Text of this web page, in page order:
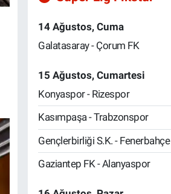
14 Ağustos, Cuma
Galatasaray - Çorum FK
15 Ağustos, Cumartesi
Konyaspor - Rizespor
Kasımpaşa - Trabzonspor
Gençlerbirliği S.K. - Fenerbahçe
Gaziantep FK - Alanyaspor